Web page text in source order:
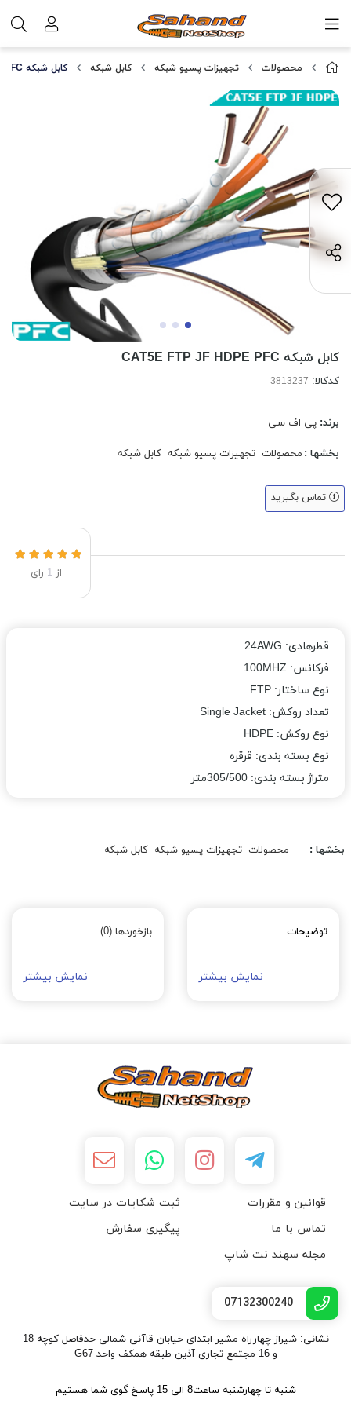
محصولات تجهیزات پسیو شبکه کابل شبکه کابل شبکه CAT5E FTP JF HDPE PFC
کابل شبکه CAT5E FTP JF HDPE PFC
کدکالا:
برند: پی اف سی
بخشها : محصولات تجهیزات پسیو شبکه کابل شبکه
تماس بگیرید
از 1 رای
قطرهادی: 24AWG
فرکانس: 100MHZ
نوع ساختار: FTP
تعداد روکش: Single Jacket
نوع روکش: HDPE
نوع بسته بندی: قرقره
متراژ بسته بندی: 305/500متر
بخشها : محصولات تجهیزات پسیو شبکه کابل شبکه
توضیحات
نمایش بیشتر
بازخوردها (0)
نمایش بیشتر
قوانین و مقررات
ثبت شکایات در سایت
تماس با ما
پیگیری سفارش
مجله سهند نت شاپ
07132300240
نشانی: شیراز-چهارراه مشیر-ابتدای خیابان قاآنی شمالی-حدفاصل کوچه 18
و 16-مجتمع تجاری آذین-طبقه همکف-واحد G67
شنبه تا چهارشنبه ساعت8 الی 15 پاسخ گوی شما هستیم